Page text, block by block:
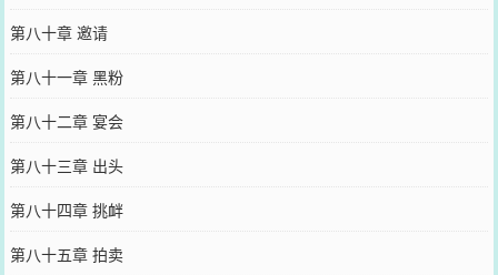
第八十章 邀请
第八十一章 黑粉
第八十二章 宴会
第八十三章 出头
第八十四章 挑衅
第八十五章 拍卖